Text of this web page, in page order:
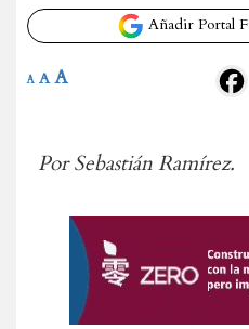
Añadir Portal
A A A
Por Sebastián Ramírez.